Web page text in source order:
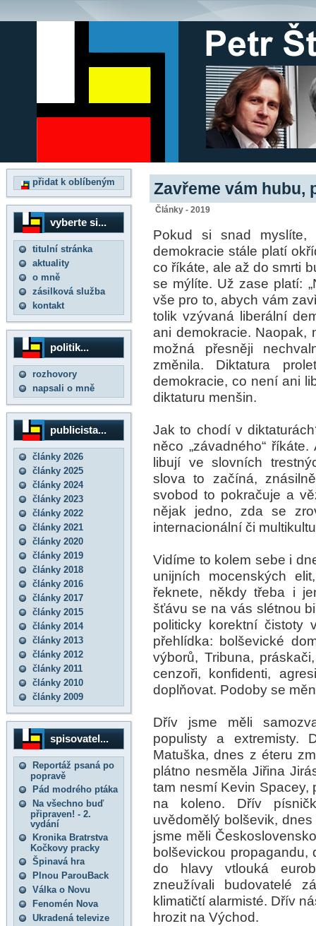
přidat k oblíbeným
vyberte si...
titulní stránka
aktuality
o mně
zásilková služba
kontakt
politik...
rozhovory
napsali o mně
publicista...
články 2026
články 2025
články 2024
články 2023
články 2022
články 2021
články 2020
články 2019
články 2018
články 2016
články 2017
články 2015
články 2014
články 2013
články 2012
články 2011
články 2010
články 2009
spisovatel...
Reportáž psaná po
popravě
Pád modrého ptáka
Na všechno buď
připraven! - 2.
vydání
Kronika Bratrstva
Kočkovy pracky
Špinavá hra
Plnou ParouBack
Válka o Novu
Fenomén Nova
Ukradená televize
Zavřeme vám hubu,
Články - 2019
Pokud si snad myslíte,
demokracie stále platí
co říkáte, ale až do smrti
se mýlíte. Už zase platí:
vše pro to, abych vám
tolik vzývaná liberální
ani demokracie. Naopak,
možná přesněji
změnila. Diktatura
demokracie, co není ani
diktaturu menšin.
Jak to chodí v
něco „závadného“
libují ve slovních
slova to začíná,
svobod to pokračuje a
nějak jedno, zda se
internacionální či
Vidíme to kolem sebe i
unijních mocenských
řeknete, někdy třeba i
šťávu se na vás slétnou
politicky korektní čistoty
přehlídka: bolševické
výborů, Tribuna,
cenzoři, konfidenti,
doplňovat. Podoby se
Dřív jsme měli
populisty a extremisty.
Matuška, dnes z éteru
plátno nesměla Jiřina
tam nesmí Kevin Spacey,
na koleno. Dřív
uvědomělý bolševik,
jsme měli
bolševickou propagandu,
do hlavy vtlouká
zneužívali budovatelé
klimatičtí alarmisté. Dřív
hrozit na Východ.